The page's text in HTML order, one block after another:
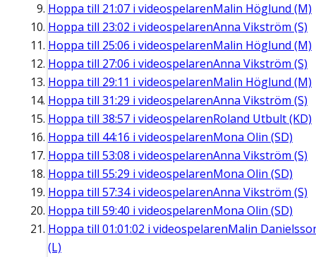
Hoppa till 21:07 i videospelarenMalin Höglund (M)
Hoppa till 23:02 i videospelarenAnna Vikström (S)
Hoppa till 25:06 i videospelarenMalin Höglund (M)
Hoppa till 27:06 i videospelarenAnna Vikström (S)
Hoppa till 29:11 i videospelarenMalin Höglund (M)
Hoppa till 31:29 i videospelarenAnna Vikström (S)
Hoppa till 38:57 i videospelarenRoland Utbult (KD)
Hoppa till 44:16 i videospelarenMona Olin (SD)
Hoppa till 53:08 i videospelarenAnna Vikström (S)
Hoppa till 55:29 i videospelarenMona Olin (SD)
Hoppa till 57:34i videospelarenAnna Vikström (S)
Hoppa till 59:40 i videospelarenMona Olin (SD)
Hoppa till 01:01:02 i videospelarenMalin
(L)